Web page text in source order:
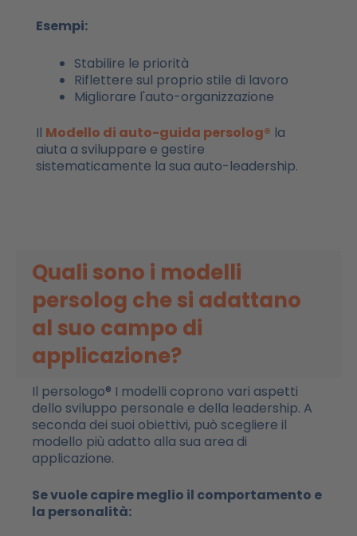
Esempi:
Stabilire le priorità
Riflettere sul proprio stile di lavoro
Migliorare l'auto-organizzazione
Il Modello di auto-guida persolog® la
aiuta a sviluppare e gestire
sistematicamente la sua auto-leadership.
Quali sono i modelli
persolog che si adattano
al suo campo di
applicazione?
Il persologo® I modelli coprono vari aspetti
dello sviluppo personale e della leadership. A
seconda dei suoi obiettivi, può scegliere il
modello più adatto alla sua area di
applicazione.
Se vuole capire meglio il comportamento e
la personalità: